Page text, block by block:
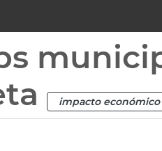
impacto económico